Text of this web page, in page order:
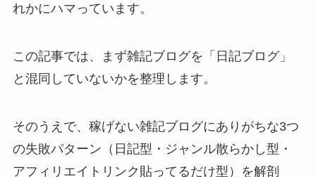
れかにハマっています。
この記事では、まず雑記ブログを「日記ブログ」
と混同していないかを整理します。
そのうえで、稼げない雑記ブログにありがちな3つ
の失敗パターン（日記型・ジャンル散らかし型・
アフィリエイトリンク貼ってるだけ型）を解剖